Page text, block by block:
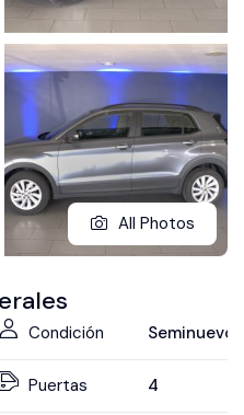
All Photos
Condición Seminuevo
Puertas 4